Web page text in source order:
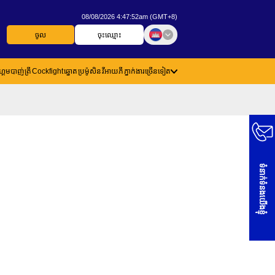
ទំនាក់ទំនងយើងខ្ញុំ
08/08/2026 4:47:52am (GMT+8)
ចូល ចុះឈ្មោះ
េមបាញ់ត្រីCockfightឆ្នោតប្រម៉ូសិនវីអាយភីភ្នាក់ងារច្រើនទៀត